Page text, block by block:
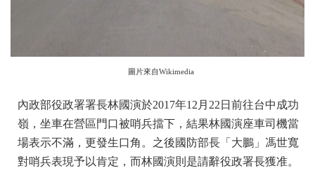
圖片來自Wikimedia
內政部役政署署長林國演於2017年12月22日前往台中成功
嶺，坐車在營區門口被哨兵擋下，結果林國演座車司機當
場表示不滿，更發生口角。之後國防部長「大鵬」馮世寬
對哨兵表現予以肯定，而林國演則是請辭役政署長獲准。